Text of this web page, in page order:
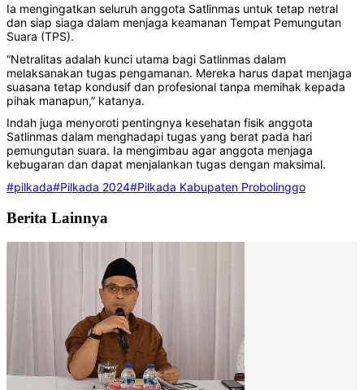
Ia mengingatkan seluruh anggota Satlinmas untuk tetap netral
dan siap siaga dalam menjaga keamanan Tempat Pemungutan
Suara (TPS).
“Netralitas adalah kunci utama bagi Satlinmas dalam
melaksanakan tugas pengamanan. Mereka harus dapat menjaga
suasana tetap kondusif dan profesional tanpa memihak kepada
pihak manapun,” katanya.
Indah juga menyoroti pentingnya kesehatan fisik anggota
Satlinmas dalam menghadapi tugas yang berat pada hari
pemungutan suara. Ia mengimbau agar anggota menjaga
kebugaran dan dapat menjalankan tugas dengan maksimal.
#pilkada#Pilkada 2024#Pilkada Kabupaten Probolinggo
Berita Lainnya